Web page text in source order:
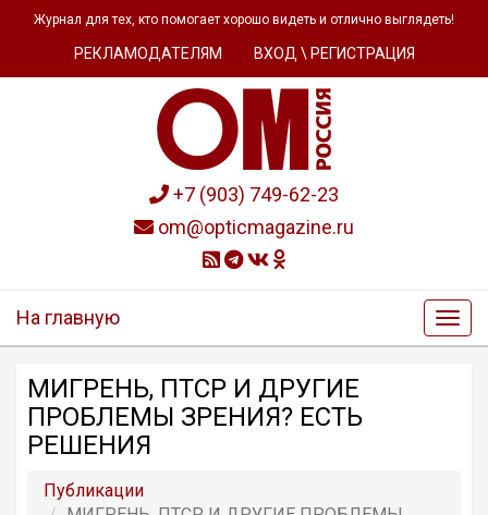
Журнал для тех, кто помогает хорошо видеть и отлично выглядеть!
РЕКЛАМОДАТЕЛЯМ ВХОД \ РЕГИСТРАЦИЯ
+7 (903) 749-62-23
om@opticmagazine.ru
На главную
МИГРЕНЬ, ПТСР И ДРУГИЕ
ПРОБЛЕМЫ ЗРЕНИЯ? ЕСТЬ
РЕШЕНИЯ
Публикации